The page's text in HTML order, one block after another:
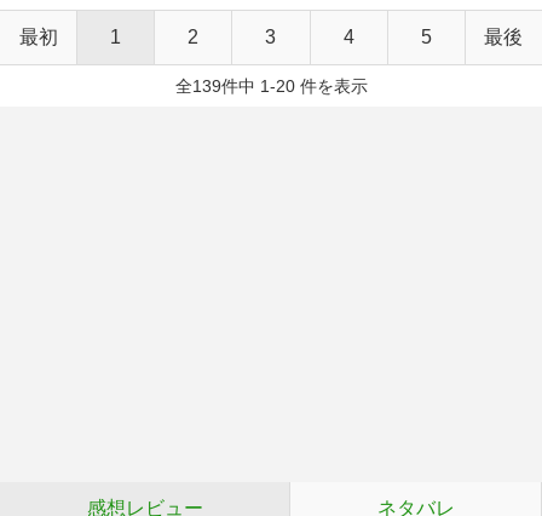
最初 1 2 3 4 5 最後
全139件中 1-20 件を表示
感想レビュー ネタバレ